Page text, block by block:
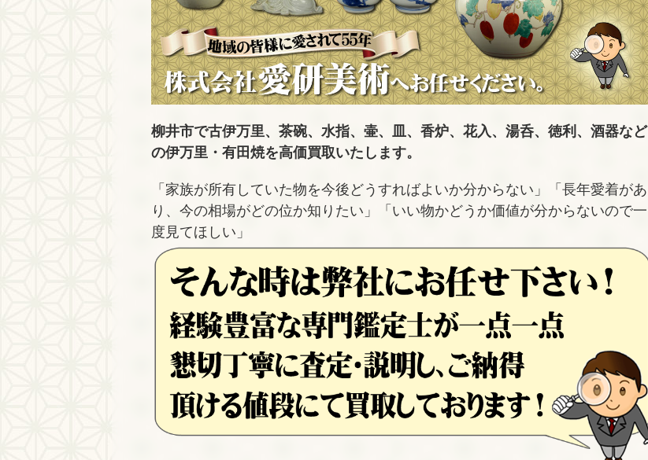
柳井市で古伊万里、茶碗、水指、壷、皿、香炉、花入、湯呑、徳利、酒器など
の伊万里・有田焼を高価買取いたします。
「家族が所有していた物を今後どうすればよいか分からない」「長年愛着があ
り、今の相場がどの位か知りたい」「いい物かどうか価値が分からないので一
度見てほしい」